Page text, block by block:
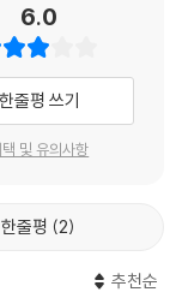
돌입했는데, 톨스토이
즘 작가를 특히 좋아
에게 편지하지 않았
.
르케스」 중에서
니다. 즐거움만을 강
는 “모든 예술은 고단
평가들이 그걸 매춘
유족을 만난 저자는,
뻑 빠져들었다. 콜롬비
심이 생겼고 문화와
가지로 설명한다. 첫
6.0
한줄평 쓰기
및 유의사항
한줄평 2
추천순